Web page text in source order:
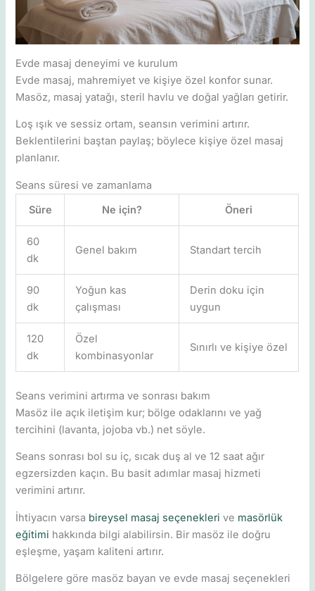
Evde masaj deneyimi ve kurulum
Evde masaj, mahremiyet ve kişiye özel konfor sunar.
Masöz, masaj yatağı, steril havlu ve doğal yağları getirir.
Loş ışık ve sessiz ortam, seansın verimini artırır.
Beklentilerini baştan paylaş; böylece kişiye özel masaj
planlanır.
Seans süresi ve zamanlama
Süre
Ne için? Öneri
60
dk
Genel bakım Standart tercih
90
dk
Yoğun kas
çalışması
Derin doku için
uygun
120
dk
Özel
kombinasyonlar
Sınırlı ve kişiye özel
Seans verimini artırma ve sonrası bakım
Masöz ile açık iletişim kur; bölge odaklarını ve yağ
tercihini (lavanta, jojoba vb.) net söyle.
Seans sonrası bol su iç, sıcak duş al ve 12 saat ağır
egzersizden kaçın. Bu basit adımlar masaj hizmeti
verimini artırır.
İhtiyacın varsa bireysel masaj seçenekleri ve masörlük
eğitimi hakkında bilgi alabilirsin. Bir masöz ile doğru
eşleşme, yaşam kaliteni artırır.
Bölgelere göre masöz bayan ve evde masaj seçenekleri